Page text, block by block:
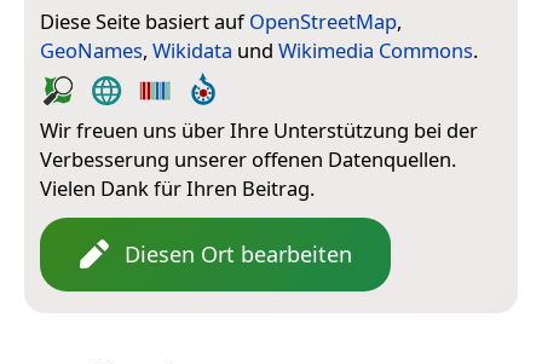
Diese Seite basiert aufOpenStreetMap,
GeoNames, Wikidata und Wikimedia Commons.
Wir freuen uns über Ihre Unterstützung bei der
Verbesserung unserer offenen Datenquellen.
Vielen Dank für Ihren Beitrag.
Diesen Ort bearbeiten